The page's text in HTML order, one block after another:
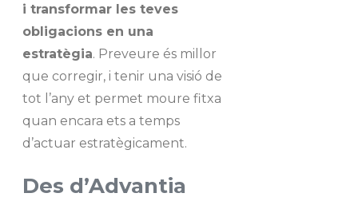
i transformar les teves
obligacions en una
estratègia. Preveure és millor
que corregir, i tenir una visió de
tot l’any et permet moure fitxa
quan encara ets a temps
d’actuar estratègicament.
Des d’Advantia